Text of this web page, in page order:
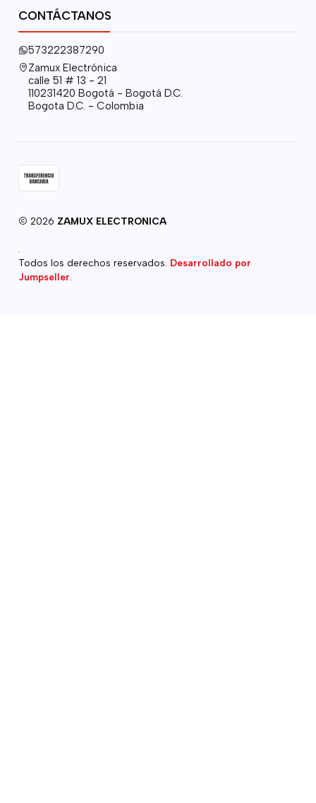
CONTÁCTANOS
573222387290
Zamux Electrónica
calle 51 # 13 - 21
110231420 Bogotá - Bogotá D.C.
Bogota D.C. - Colombia
2026 ZAMUX ELECTRONICA
Todos los derechos reservados. Desarrollado por
Jumpseller